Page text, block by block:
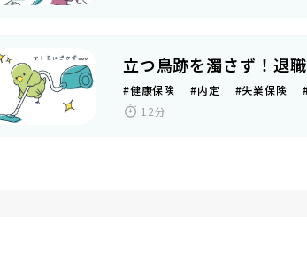
立つ鳥跡を濁さず！退
#健康保険 #内定 #失業保険
12分